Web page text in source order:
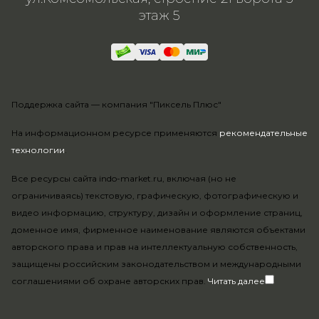
На информационном ресурсе применяются рекомендательные
технологии.
Все ресурсы сайта indo-market.ru, включая (но не
ограничиваясь) текстовую, графическую, фотографическую и
видео информацию, структуру, дизайн и оформление страниц,
доменное имя, фирменное наименование являются объектами
авторского права и прав на интеллектуальную собственность,
защищены российским законодательством и международными
соглашениями об охране авторских прав. Читать далее
этаж 5
Поддержка сайта — компания "Пиксель Плюс"